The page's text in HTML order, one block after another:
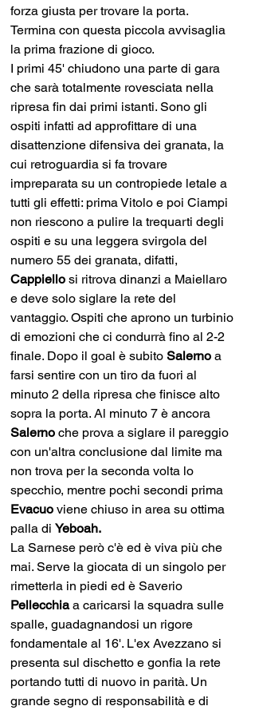
forza giusta per trovare la porta.
Termina con questa piccola avvisaglia
la prima frazione di gioco.
I primi 45' chiudono una parte di gara
che sarà totalmente rovesciata nella
ripresa fin dai primi istanti. Sono gli
ospiti infatti ad approfittare di una
disattenzione difensiva dei granata, la
cui retroguardia si fa trovare
impreparata su un contropiede letale a
tutti gli effetti: prima Vitolo e poi Ciampi
non riescono a pulire la trequarti degli
ospiti e su una leggera svirgola del
numero 55 dei granata, difatti,
Cappiello si ritrova dinanzi a Maiellaro
e deve solo siglare la rete del
vantaggio. Ospiti che aprono un turbinio
di emozioni che ci condurrà fino al 2-2
finale. Dopo il goal è subito Salerno a
farsi sentire con un tiro da fuori al
minuto 2 della ripresa che finisce alto
sopra la porta. Al minuto 7 è ancora
Salerno che prova a siglare il pareggio
con un'altra conclusione dal limite ma
non trova per la seconda volta lo
specchio, mentre pochi secondi prima
Evacuo viene chiuso in area su ottima
palla di Yeboah.
La Sarnese però c'è ed è viva più che
mai. Serve la giocata di un singolo per
rimetterla in piedi ed è Saverio
Pellecchia a caricarsi la squadra sulle
spalle, guadagnandosi un rigore
fondamentale al 16'. L'ex Avezzano si
presenta sul dischetto e gonfia la rete
portando tutti di nuovo in parità. Un
grande segno di responsabilità e di